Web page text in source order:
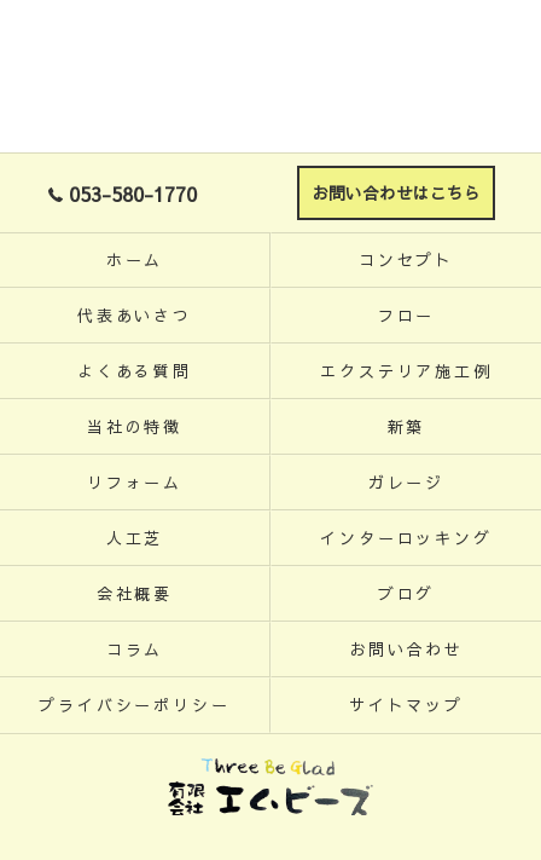
053-580-1770 お問い合わせはこちら
ホーム コンセプト
代表あいさつ フロー
よくある質問 エクステリア施工例
当社の特徴 新築
リフォーム ガレージ
人工芝 インターロッキング
会社概要 ブログ
コラム お問い合わせ
プライバシーポリシー サイトマップ